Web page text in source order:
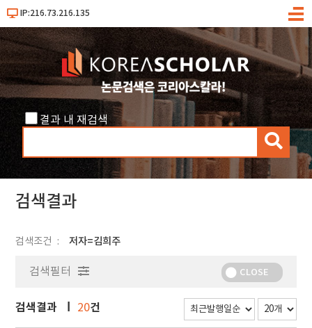
IP:216.73.216.135
메
결과 내 재검색
검
색
검색결과
검색조건 저자=김희주
검색필터 CLOSE
검색결과 20건